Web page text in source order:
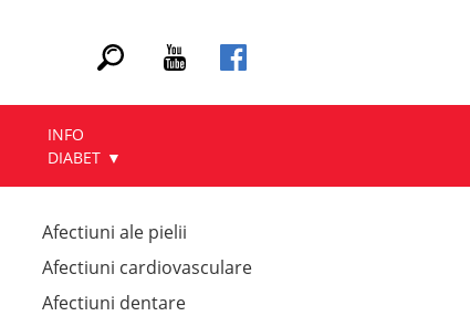
INFO
DIABET
Afectiuni ale pielii
Afectiuni cardiovasculare
Afectiuni dentare